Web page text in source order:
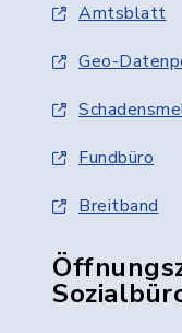
Amtsblatt
Geo-
Fundbüro
Breitband